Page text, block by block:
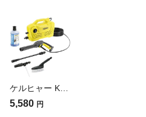
付属品／セット内容
生産国
重量
吐出圧力（MPa）
最大吐出量
5,580 円